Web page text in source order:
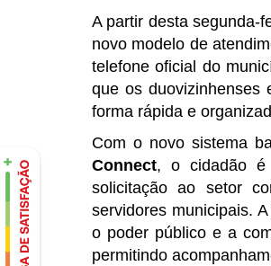
A partir desta segunda-
novo modelo de
telefone oficial do
que os duovizinhenses
forma rápida e
Com o novo sistema
Connect, o cidadão
solicitação ao setor
servidores municipais.
o poder público e a
permitindo